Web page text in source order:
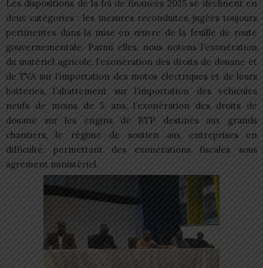
Les dispositions de la loi de finances 2025 se déclinent en
deux catégories : les mesures reconduites, jugées toujours
pertinentes dans la mise en œuvre de la feuille de route
gouvernementale. Parmi elles, nous notons l’exonération
du matériel agricole, l’exonération des droits de douane et
de TVA sur l’importation des motos électriques et de leurs
batteries, l’abattement sur l’importation des véhicules
neufs de moins de 5 ans, l’exonération des droits de
douane sur les engins de BTP destinés aux grands
chantiers, le régime de soutien aux entreprises en
difficulté, permettant des exonérations fiscales sous
agrément ministériel.